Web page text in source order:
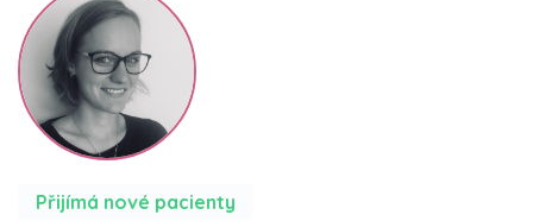
Přijímá nové pacienty